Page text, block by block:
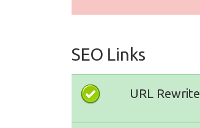
SEO Links
URL Rewrite